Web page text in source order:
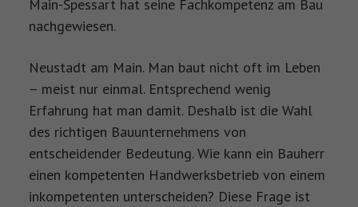
Main-Spessart hat seine Fachkompetenz am Bau
nachgewiesen.
Neustadt am Main. Man baut nicht oft im Leben
– meist nur einmal. Entsprechend wenig
Erfahrung hat man damit. Deshalb ist die Wahl
des richtigen Bauunternehmens von
entscheidender Bedeutung. Wie kann ein Bauherr
einen kompetenten Handwerksbetrieb von einem
inkompetenten unterscheiden? Diese Frage ist